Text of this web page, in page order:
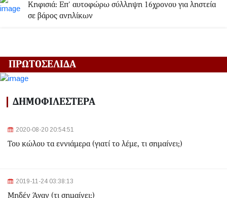
Κηφισιά: Eπ' αυτοφώρω σύλληψη 16χρονου για ληστεία
σε βάρος ανηλίκων
Αλλαγές στα δρομολόγια του Μετρό και του Τραμ λόγω
2024-03-22 11:07:47
Ομόνοια: Ριφιφί σε κοσμηματοπωλείο - Άρπαξαν
2024-03-22 10:52:10
Σεισμός 4,7 Ρίχτερ ανοιχτά της Κέρκυρας
ΠΡΩΤΟΣΕΛΙΔΑ
ΔΗΜΟΦΙΛΕΣΤΕΡΑ
2020-08-20 20:54:51
Του κώλου τα εννιάμερα (γιατί το λέμε, τι σημαίνει;)
2019-11-24 03:38:13
Μηδέν Άγαν (τι σημαίνει;)